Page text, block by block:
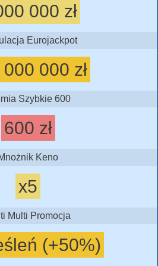
000 zł
Eurojackpot
000 zł
Szybkie 600
600 zł
Keno
x5
Multi Promocja
(+50%)